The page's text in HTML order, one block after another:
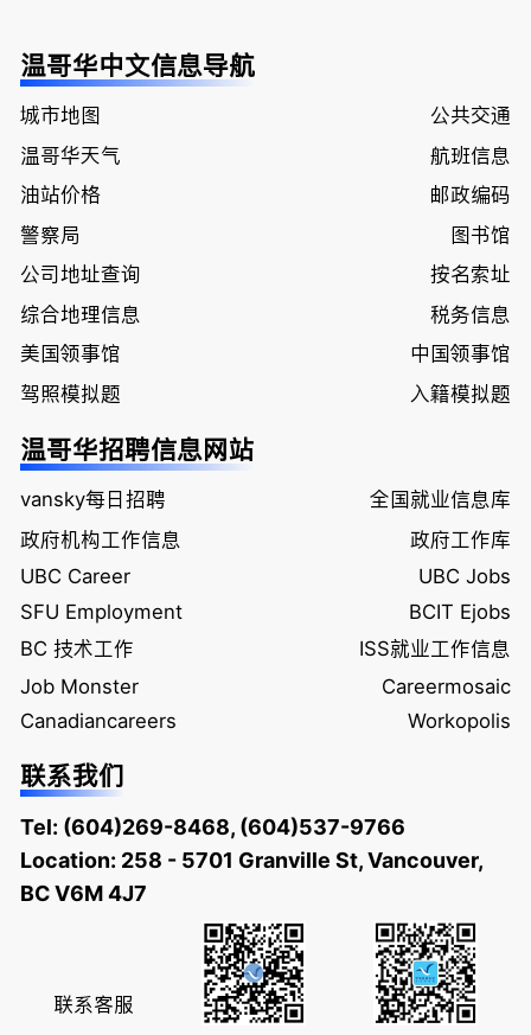
温哥华中文信息导航
城市地图
公共交通
温哥华天气
航班信息
油站价格
邮政编码
警察局
图书馆
公司地址查询
按名索址
综合地理信息
税务信息
美国领事馆
中国领事馆
驾照模拟题
入籍模拟题
温哥华招聘信息网站
vansky每日招聘
全国就业信息库
政府机构工作信息
政府工作库
UBC Career
UBC Jobs
SFU Employment
BCIT Ejobs
BC 技术工作
ISS就业工作信息
Job Monster
Careermosaic
Canadiancareers
Workopolis
联系我们
Tel: (604)269-8468, (604)537-9766
Location: 258 - 5701 Granville St, Vancouver,
BC V6M 4J7
联系客服